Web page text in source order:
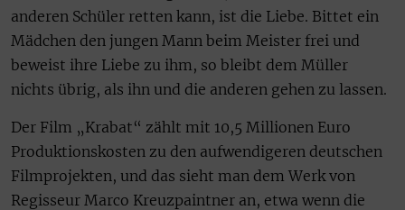
anderen Schüler retten kann, ist die Liebe. Bittet ein
Mädchen den jungen Mann beim Meister frei und
beweist ihre Liebe zu ihm, so bleibt dem Müller
nichts übrig, als ihn und die anderen gehen zu lassen.
Der Film „Krabat“ zählt mit 10,5 Millionen Euro
Produktionskosten zu den aufwendigeren deutschen
Filmprojekten, und das sieht man dem Werk von
Regisseur Marco Kreuzpaintner an, etwa wenn die